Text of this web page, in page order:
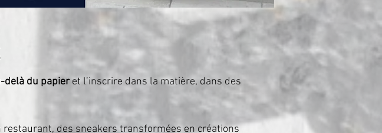
delà du papieret l’inscrire dans la matière, dans des
restaurant, des sneakers transformées en créations